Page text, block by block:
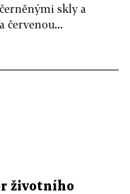
skly a
červenou...
životního